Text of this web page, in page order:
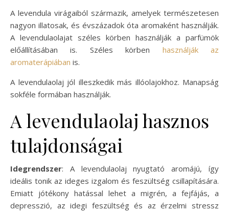
A levendula virágaiból származik, amelyek természetesen
nagyon illatosak, és évszázadok óta aromaként használják.
A levendulaolajat széles körben használják a parfümök
előállításában is. Széles körben használják az
aromaterápiában is.
A levendulaolaj jól illeszkedik más illóolajokhoz. Manapság
sokféle formában használják.
A levendulaolaj hasznos
tulajdonságai
Idegrendszer: A levendulaolaj nyugtató aromájú, így
ideális tonik az ideges izgalom és feszültség csillapítására.
Emiatt jótékony hatással lehet a migrén, a fejfájás, a
depresszió, az idegi feszültség és az érzelmi stressz